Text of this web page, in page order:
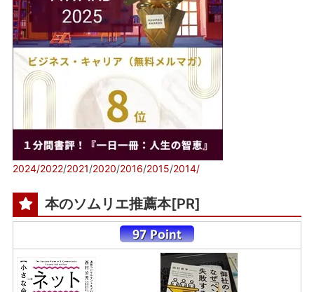
2024/2022/2021/2020/2016/2015/2014/
本のソムリエ推薦本[PR]